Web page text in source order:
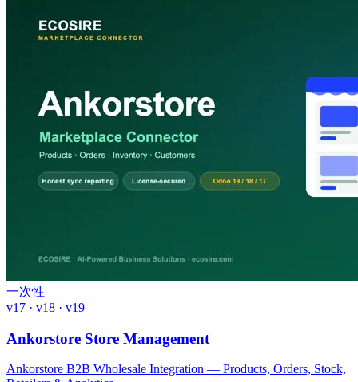
一次性
v17 · v18 · v19
Ankorstore Store Management
Ankorstore B2B Wholesale Integration — Products, Orders, Stock,